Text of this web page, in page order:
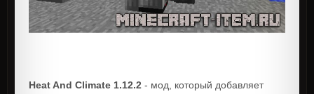
Heat And Climate 1.12.2 - мод, который добавляет